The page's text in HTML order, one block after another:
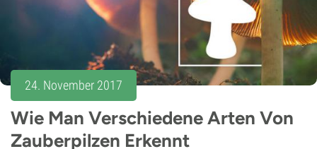
24. November 2017
Wie Man Verschiedene Arten Von
Zauberpilzen Erkennt